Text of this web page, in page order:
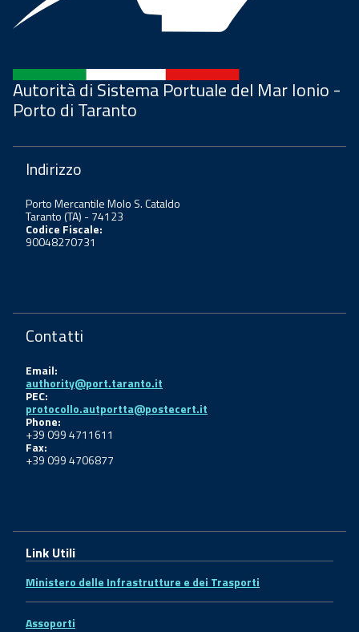
Autorità di Sistema Portuale del Mar Ionio -
Porto di Taranto
Indirizzo
Porto Mercantile Molo S. Cataldo
Taranto (TA) - 74123
Codice Fiscale:
90048270731
Contatti
Email:
authority@port.taranto.it
PEC:
protocollo.autportta@postecert.it
Phone:
+39 099 4711611
Fax:
+39 099 4706877
Link Utili
Ministero delle Infrastrutture e dei Trasporti
Assoporti